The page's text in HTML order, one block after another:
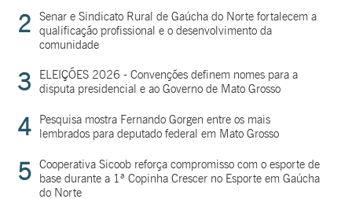
2
Senar e Sindicato Rural de Gaúcha do Norte fortalecem a
qualificação profissional e o desenvolvimento da
comunidade
3
ELEIÇÕES 2026 - Convenções definem nomes para a
disputa presidencial e ao Governo de Mato Grosso
4
Pesquisa mostra Fernando Gorgen entre os mais
lembrados para deputado federal em Mato Grosso
5 Cooperativa Sicoob reforça compromisso com o esporte de
base durante a 1ª Copinha Crescer no Esporte em Gaúcha
do Norte